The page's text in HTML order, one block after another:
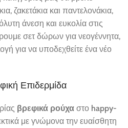
ζακετάκια και παντελονάκια,
άνεση και ευκολία στις
σετ δώρων για νεογέννητα,
για να υποδεχθείτε ένα νέο
Επιδερμίδα
βρεφικά ρούχα στο happy-
με γνώμονα την ευαίσθητη